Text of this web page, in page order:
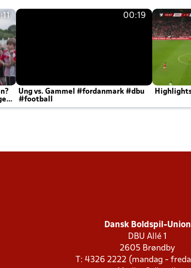
00:19
Ung vs. Gammel #fordanmark #dbu
#football
Dansk Boldspil-Union
DBU Allé 1
2605 Brøndby
T: 4326 2222 (mandag -